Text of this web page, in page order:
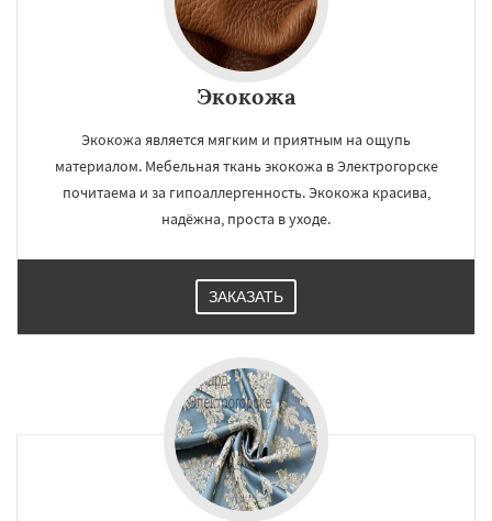
Экокожа
Экокожа является мягким и приятным на ощупь
материалом. Мебельная ткань экокожа в Электрогорске
почитаема и за гипоаллергенность. Экокожа красива,
надёжна, проста в уходе.
ЗАКАЗАТЬ